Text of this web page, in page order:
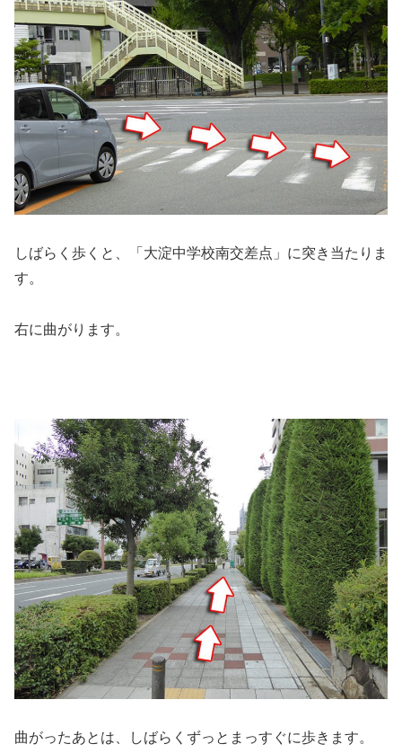
しばらく歩くと、「大淀中学校南交差点」に突き当たりま
す。
右に曲がります。
曲がったあとは、しばらくずっとまっすぐに歩きます。